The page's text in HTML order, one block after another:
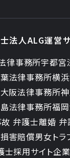
法人ALG運営
律事務所宇都宮
法律事務所横
大阪法律事務所
法律事務所福
弁護士離婚 弁
損害賠償男女トラ
士採用サイト企